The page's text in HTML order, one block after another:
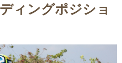
ィングポジショ